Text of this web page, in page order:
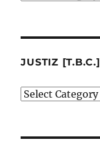
besprochenen
erwähnten
JUSTIZ [T.B.C.]
Justiz